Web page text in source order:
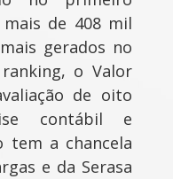
de 408 mil
gerados no
o Valor
de oito
contábil e
tem a chancela
e da Serasa